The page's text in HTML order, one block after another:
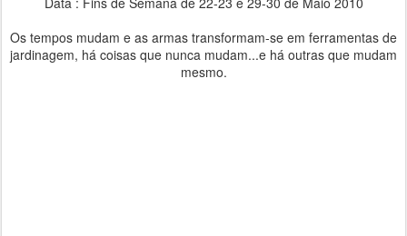
Os tempos mudam e as armas transformam-se em ferramentas de
jardinagem, há coisas que nunca mudam...e há outras que mudam
mesmo.